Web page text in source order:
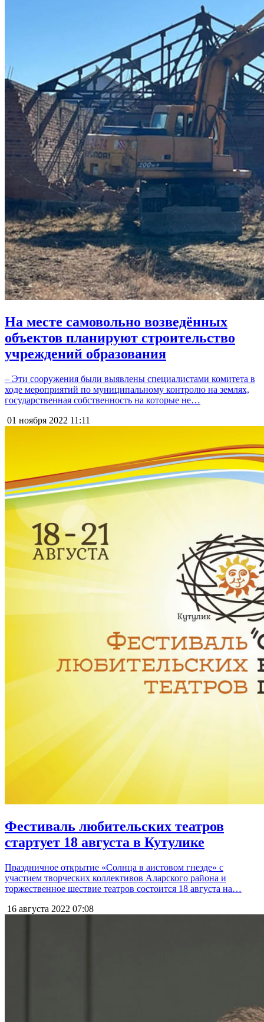
На месте самовольно возведённых
объектов планируют строительство
учреждений образования
– Эти сооружения были выявлены специалистами комитета в
ходе мероприятий по муниципальному контролю на землях,
государственная собственность на которые не…
01 ноября 2022 11:11
Фестиваль любительских театров
стартует 18 августа в Кутулике
Праздничное открытие «Солнца в аистовом гнезде» с
участием творческих коллективов Аларского района и
торжественное шествие театров состоится 18 августа на…
16 августа 2022 07:08